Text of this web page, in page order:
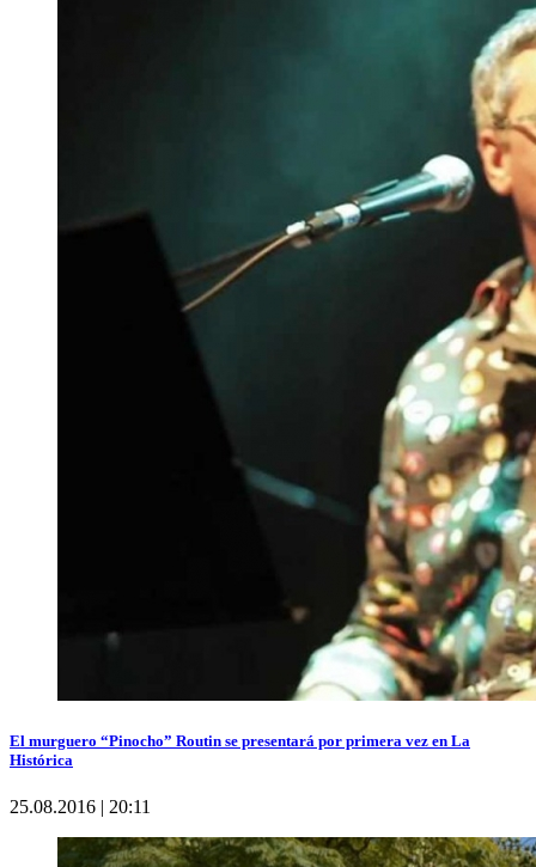
El murguero “Pinocho” Routin se presentará por primera vez en La
Histórica
25.08.2016 | 20:11